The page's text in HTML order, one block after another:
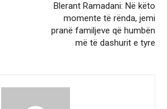
Blerant Ramadani: Në këto
momente të rënda, jemi
pranë familjeve që humbën
më të dashurit e tyre